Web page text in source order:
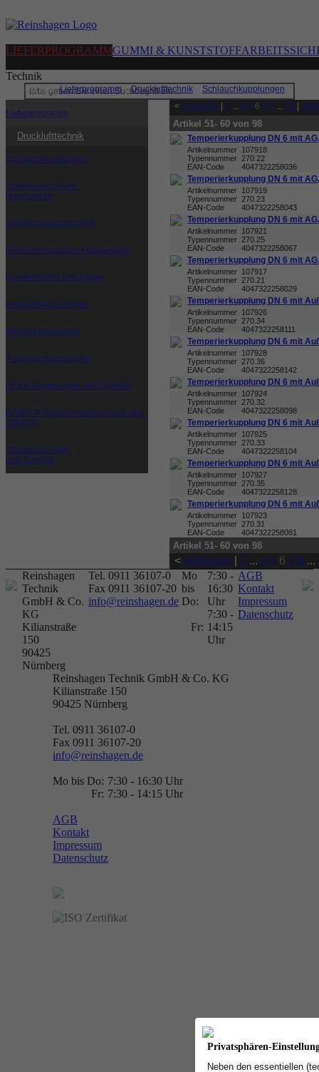
Privatsphären-
Neben den essentiellen
LIEFERPROGRAMMGUMMI & KUNSTSTOFF
Technik
Sie sind hier: Lieferprogramm | Drucklufttechnik Schlauchkupplungen
Lieferprogramm
Drucklufttechnik
Schlauchkupplungen
Schnellverschluss-
kupplungen
Sicherheitskupplungen
Unverwechselbare Kupplungen
Einstecktüllen und Nippel
Hydraulikkupplungen
Klauenkupplungen
Temperierkupplungen
GEKA-Kupplungen und Zubehör
KAMLOK-Schlauchkupplungen und
Zubehör
Storzkupplungen
und Zubehör
< vorherige 1 ... 4 5 6 7 8 ... 10
Artikel 51- 60 von 98
Temperierkupplung DN 6 mit
Artikelnummer 107918
Typennummer 270.22
EAN-Code
4047322258036
Temperierkupplung DN 6 mit
Artikelnummer 107919
Typennummer 270.23
EAN-Code
4047322258043
Temperierkupplung DN 6 mit
Artikelnummer 107921
Typennummer 270.25
EAN-Code
4047322258067
Temperierkupplung DN 6 mit
Artikelnummer 107917
Typennummer 270.21
EAN-Code
4047322258029
Temperierkupplung DN 6 mit
Artikelnummer 107926
Typennummer 270.34
EAN-Code
4047322258111
Temperierkupplung DN 6 mit
Artikelnummer 107928
Typennummer 270.36
EAN-Code
4047322258142
Temperierkupplung DN 6 mit
Artikelnummer 107924
Typennummer 270.32
EAN-Code
4047322258098
Temperierkupplung DN 6 mit
Artikelnummer 107925
Typennummer 270.33
EAN-Code
4047322258104
Temperierkupplung DN 6 mit
Artikelnummer 107927
Typennummer 270.35
EAN-Code
4047322258128
Temperierkupplung DN 6 mit
Artikelnummer 107923
Typennummer 270.31
EAN-Code
4047322258081
Artikel 51- 60 von 98
< vorherige 1 ... 4 5 6 7 8 ...
Reinshagen
Technik
GmbH & Co.
KG
Kilianstraße
150
90425
Nürnberg
Tel. 0911 36107-0
Fax 0911 36107-20
info@reinshagen.de
Mo
bis
Do:
7:30 -
16:30
Uhr
Fr:
7:30 -
14:15
Uhr
AGB
Kontakt
Impressum
Datenschutz
Reinshagen Technik GmbH & Co. KG
Kilianstraße 150
90425 Nürnberg
Tel. 0911 36107-0
Fax 0911 36107-20
info@reinshagen.de
Mo bis Do: 7:30 - 16:30 Uhr
Fr: 7:30 - 14:15 Uhr
AGB
Kontakt
Impressum
Datenschutz